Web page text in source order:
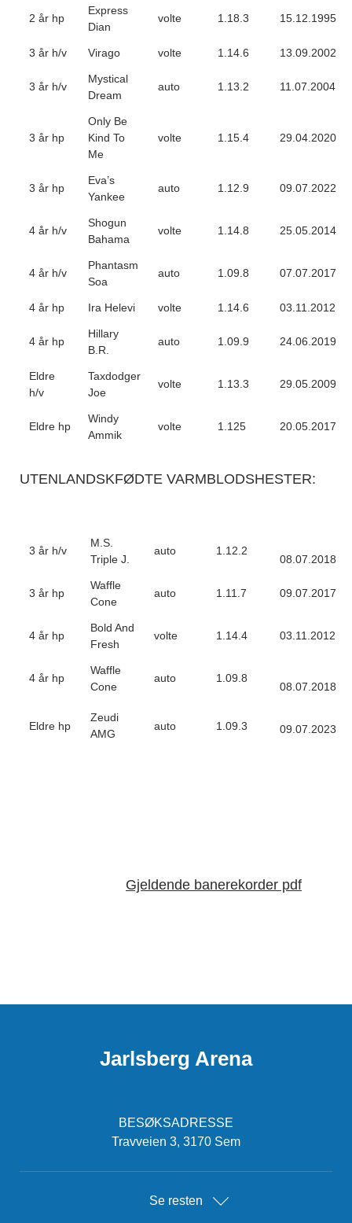
2 år hp
Express
Dian
volte 1.18.3 15.12.1995
3 år h/v Virago volte 1.14.6 13.09.2002
3 år h/v
Mystical
Dream
auto 1.13.2 11.07.2004
3 år hp
Only Be
Kind To
Me
volte 1.15.4 29.04.2020
3 år hp
Eva’s
Yankee
auto 1.12.9 09.07.2022
4 år h/v
Shogun
Bahama
volte 1.14.8 25.05.2014
4 år h/v
Phantasm
Soa
auto 1.09.8 07.07.2017
4 år hp Ira Helevi volte 1.14.6 03.11.2012
4 år hp
Hillary
B.R.
auto 1.09.9 24.06.2019
Eldre
h/v
Taxdodger
Joe
volte 1.13.3 29.05.2009
Eldre hp
Windy
Ammik
volte 1.125 20.05.2017
UTENLANDSKFØDTE VARMBLODSHESTER:
3 år h/v
M.S.
Triple J.
auto 1.12.2
08.07.2018
3 år hp
Waffle
Cone
auto 1.11.7 09.07.2017
4 år hp
Bold And
Fresh
volte 1.14.4 03.11.2012
4 år hp
Waffle
Cone
auto 1.09.8
08.07.2018
Eldre hp
Zeudi
AMG
auto 1.09.3 09.07.2023
Gjeldende banerekorder pdf
Jarlsberg Arena
BESØKSADRESSE
Travveien 3, 3170 Sem
Se resten